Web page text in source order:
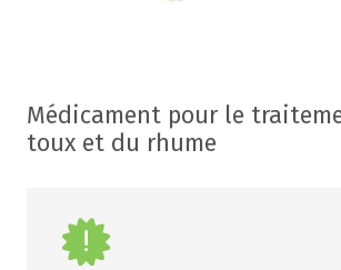
Médicament pour le
toux et du rhume